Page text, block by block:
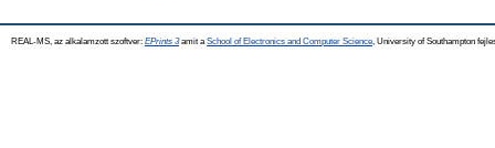
REAL-MS, az alkalamzott szoftver: EPrints 3amit a School of Electronics and Computer Science , University of Southampton